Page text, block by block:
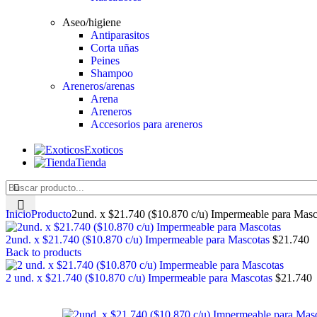
Aseo/higiene
Antiparasitos
Corta uñas
Peines
Shampoo
Areneros/arenas
Arena
Areneros
Accesorios para areneros
Exoticos
Tienda
InicioProducto2und. x $21.740 ($10.870 c/u) Impermeable para
2und. x $21.740 ($10.870 c/u) Impermeable para Mascotas $21.740
Back to products
2 und. x $21.740 ($10.870 c/u) Impermeable para Mascotas $21.740